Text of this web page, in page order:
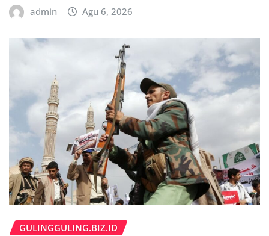
admin Agu 6, 2026
GULINGGULING.BIZ.ID